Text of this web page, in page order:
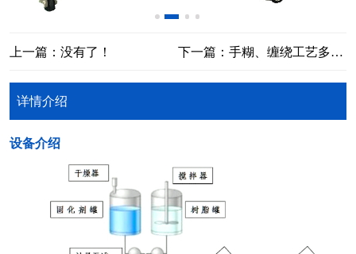
上一篇：没有了！ 下一篇：手糊、缠绕工艺多组份树脂自动配料系统
详情介绍
​设备介绍